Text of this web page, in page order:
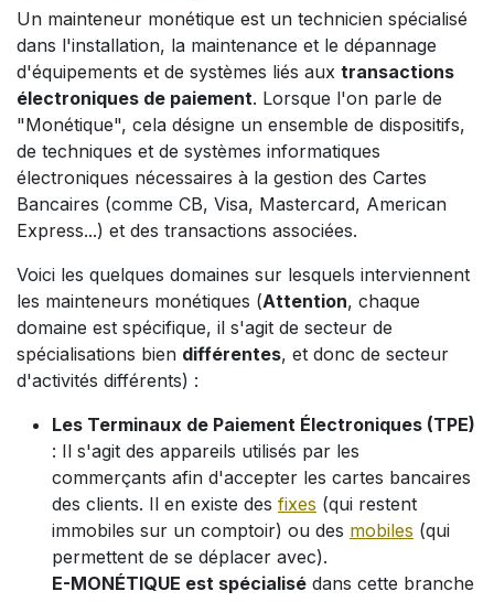
Un mainteneur monétique est un technicien spécialisé
dans l'installation, la maintenance et le dépannage
d'équipements et de systèmes liés aux transactions
électroniques de paiement. Lorsque l'on parle de
"Monétique", cela désigne un ensemble de dispositifs,
de techniques et de systèmes informatiques
électroniques nécessaires à la gestion des Cartes
Bancaires (comme CB, Visa, Mastercard, American
Express...) et des transactions associées.
Voici les quelques domaines sur lesquels interviennent
les mainteneurs monétiques (Attention, chaque
domaine est spécifique, il s'agit de secteur de
spécialisations bien différentes, et donc de secteur
d'activités différents) :
Les Terminaux de Paiement Électroniques (TPE)
: Il s'agit des appareils utilisés par les
commerçants afin d'accepter les cartes bancaires
des clients. Il en existe des fixes (qui restent
immobiles sur un comptoir) ou des mobiles (qui
permettent de se déplacer avec).
E-MONÉTIQUE est spécialisé dans cette branche